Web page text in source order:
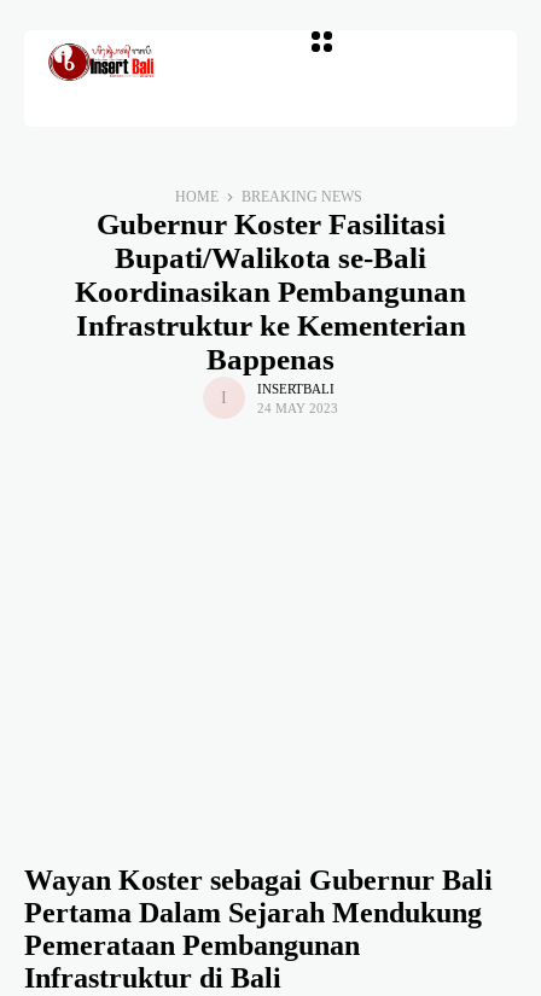
HOME BREAKING NEWS
Gubernur Koster Fasilitasi
Bupati/Walikota se-Bali
Koordinasikan Pembangunan
Infrastruktur ke Kementerian
Bappenas
INSERTBALI
24 MAY 2023
Wayan Koster sebagai Gubernur Bali
Pertama Dalam Sejarah Mendukung
Pemerataan Pembangunan
Infrastruktur di Bali